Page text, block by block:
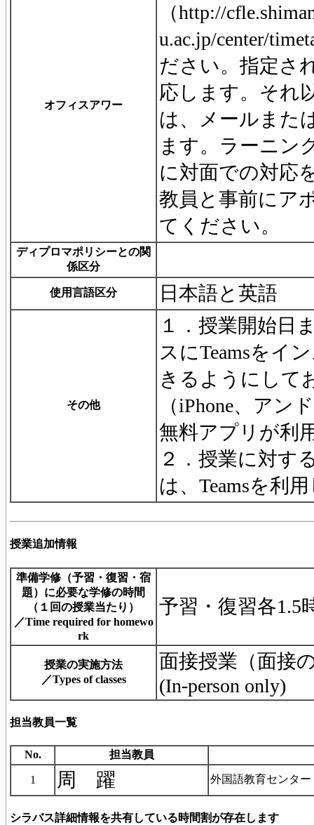
オフィスアワー
（http://
u.ac.jp/center/
ださい。指定さ
応します。それ
は、メールまた
ます。ラーニン
に対面での対応
教員と事前にア
てください。
ディプロマポリシーとの関
係区分
使用言語区分 日本語と英語
その他
１．授業開始日
スにTeamsをイ
きるようにして
（iPhone、アン
無料アプリが利
２．授業に対す
は、Teamsを利
授業追加情報
準備学修（予習・復習・宿
題）に必要な学修の時間
（１回の授業当たり）
／Time required for homewo
rk
予習・復習各1.5
授業の実施方法
／Types of classes
面接授業（面接
(In-person only)
担当教員一覧
No. 担当教員
1 周 躍 外国語教育センター
シラバス詳細情報を共有している時間割が存在します